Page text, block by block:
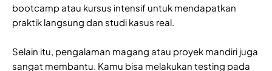
bootcamp atau kursus intensif untuk mendapatkan
praktik langsung dan studi kasus real.
Selain itu, pengalaman magang atau proyek mandiri juga
sangat membantu. Kamu bisa melakukan testing pada